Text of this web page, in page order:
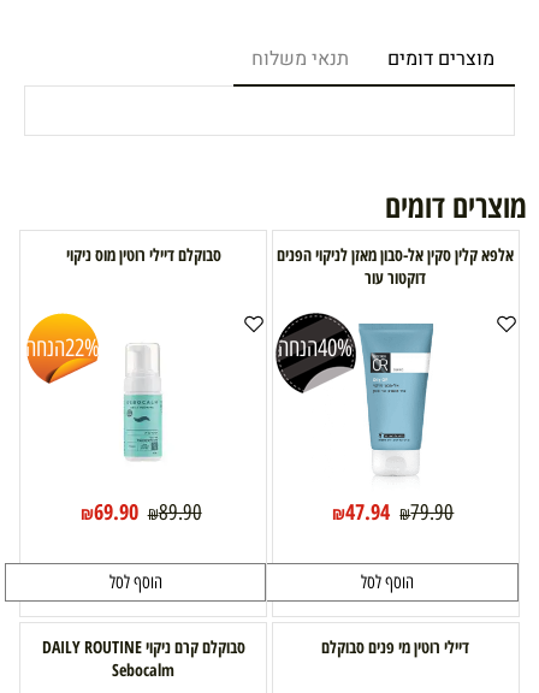
מוצרים דומים תנאי משלוח
מוצרים דומים
אלפא קלין סקין אל-סבון מאזן לניקוי הפנים
דוקטור עור
40%הנחה
₪79.90
₪47.94
הוסף לסל
סבוקלם דיילי רוטין מוס ניקוי
22%הנחה
₪89.90
₪69.90
הוסף לסל
דיילי רוטין מי פנים סבוקלם
סבוקלם קרם ניקוי DAILY ROUTINE
Sebocalm